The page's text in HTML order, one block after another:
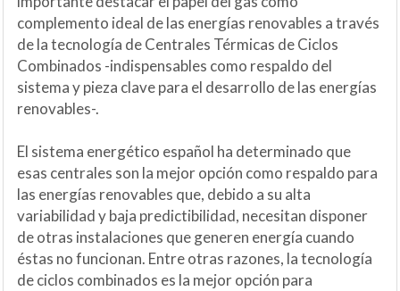
complemento ideal de las energías renovables a través
de la tecnología de Centrales Térmicas de Ciclos
Combinados -indispensables como respaldo del
sistema y pieza clave para el desarrollo de las energías
renovables-.
El sistema energético español ha determinado que
esas centrales son la mejor opción como respaldo para
las energías renovables que, debido a su alta
variabilidad y baja predictibilidad, necesitan disponer
de otras instalaciones que generen energía cuando
éstas no funcionan. Entre otras razones, la tecnología
de ciclos combinados es la mejor opción para